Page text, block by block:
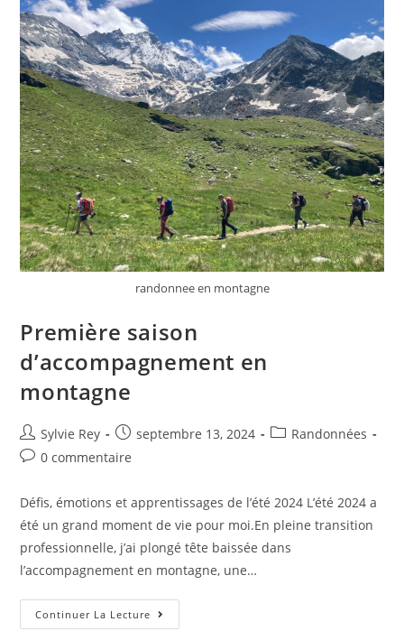
randonnee en montagne
Première saison
d’accompagnement en
montagne
Sylvie Rey septembre 13, 2024
Randonnées
0 commentaire
Défis, émotions et apprentissages de l’été 2024 L’été 2024 a
été un grand moment de vie pour moi.En pleine transition
professionnelle, j’ai plongé tête baissée dans
l’accompagnement en montagne, une…
Continuer La Lecture